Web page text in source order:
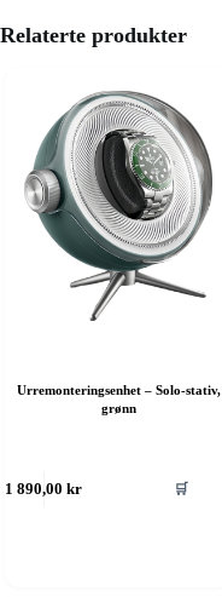
Relaterte produkter
Urremonteringsenhet – Solo-stativ,
grønn
1 890,00kr 🛒